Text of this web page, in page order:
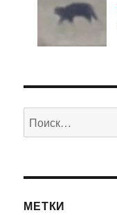
Искать:
МЕТКИ